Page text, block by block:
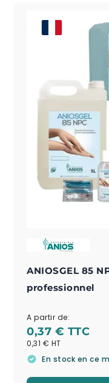
ANIOSGEL 85
professionnel
A partir de:
0,37 €
0,31 €
En stock en ce